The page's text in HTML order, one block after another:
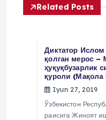
u
Related Posts
Диктатор
қолган мерос –
ҳуқуқбузарлик
қуроли
Iyun 27, 2019
Ўзбекистон
раисига Жиноят